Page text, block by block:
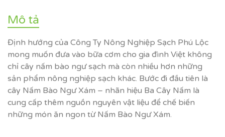
Mô tả
Định hướng của Công Ty Nông Nghiệp Sạch Phú Lộc
mong muốn đưa vào bữa cơm cho gia đình Việt không
chỉ cây nấm bào ngư sạch mà còn nhiều hơn những
sản phẩm nông nghiệp sạch khác. Bước đi đầu tiên là
cây Nấm Bào Ngư Xám – nhãn hiệu Ba Cây Nấm là
cung cấp thêm nguồn nguyên vật liệu để chế biến
những món ăn ngon từ Nấm Bào Ngư Xám.